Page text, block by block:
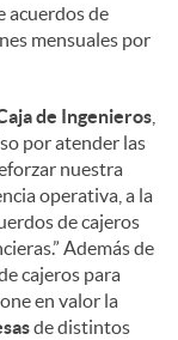
acuerdos de
mensuales por
de Ingenieros
por atender las
nuestra
operativa, a la
de cajeros
Además de
cajeros para
en valor la
de distintos